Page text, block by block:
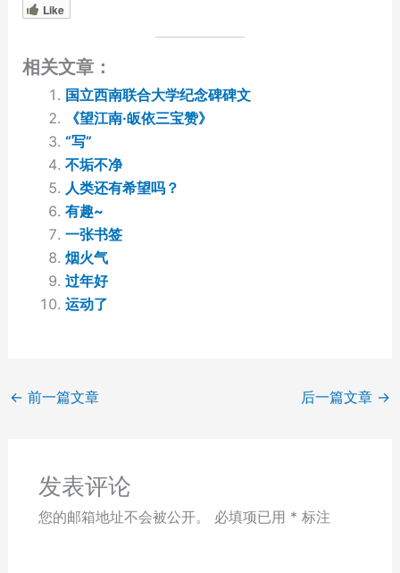
Like
相关文章：
国立西南联合大学纪念碑碑文
《望江南·皈依三宝赞》
“写”
不垢不净
人类还有希望吗？
有趣~
一张书签
烟火气
过年好
运动了
← 前一篇文章 后一篇文章 →
发表评论
您的邮箱地址不会被公开。 必填项已用 * 标注